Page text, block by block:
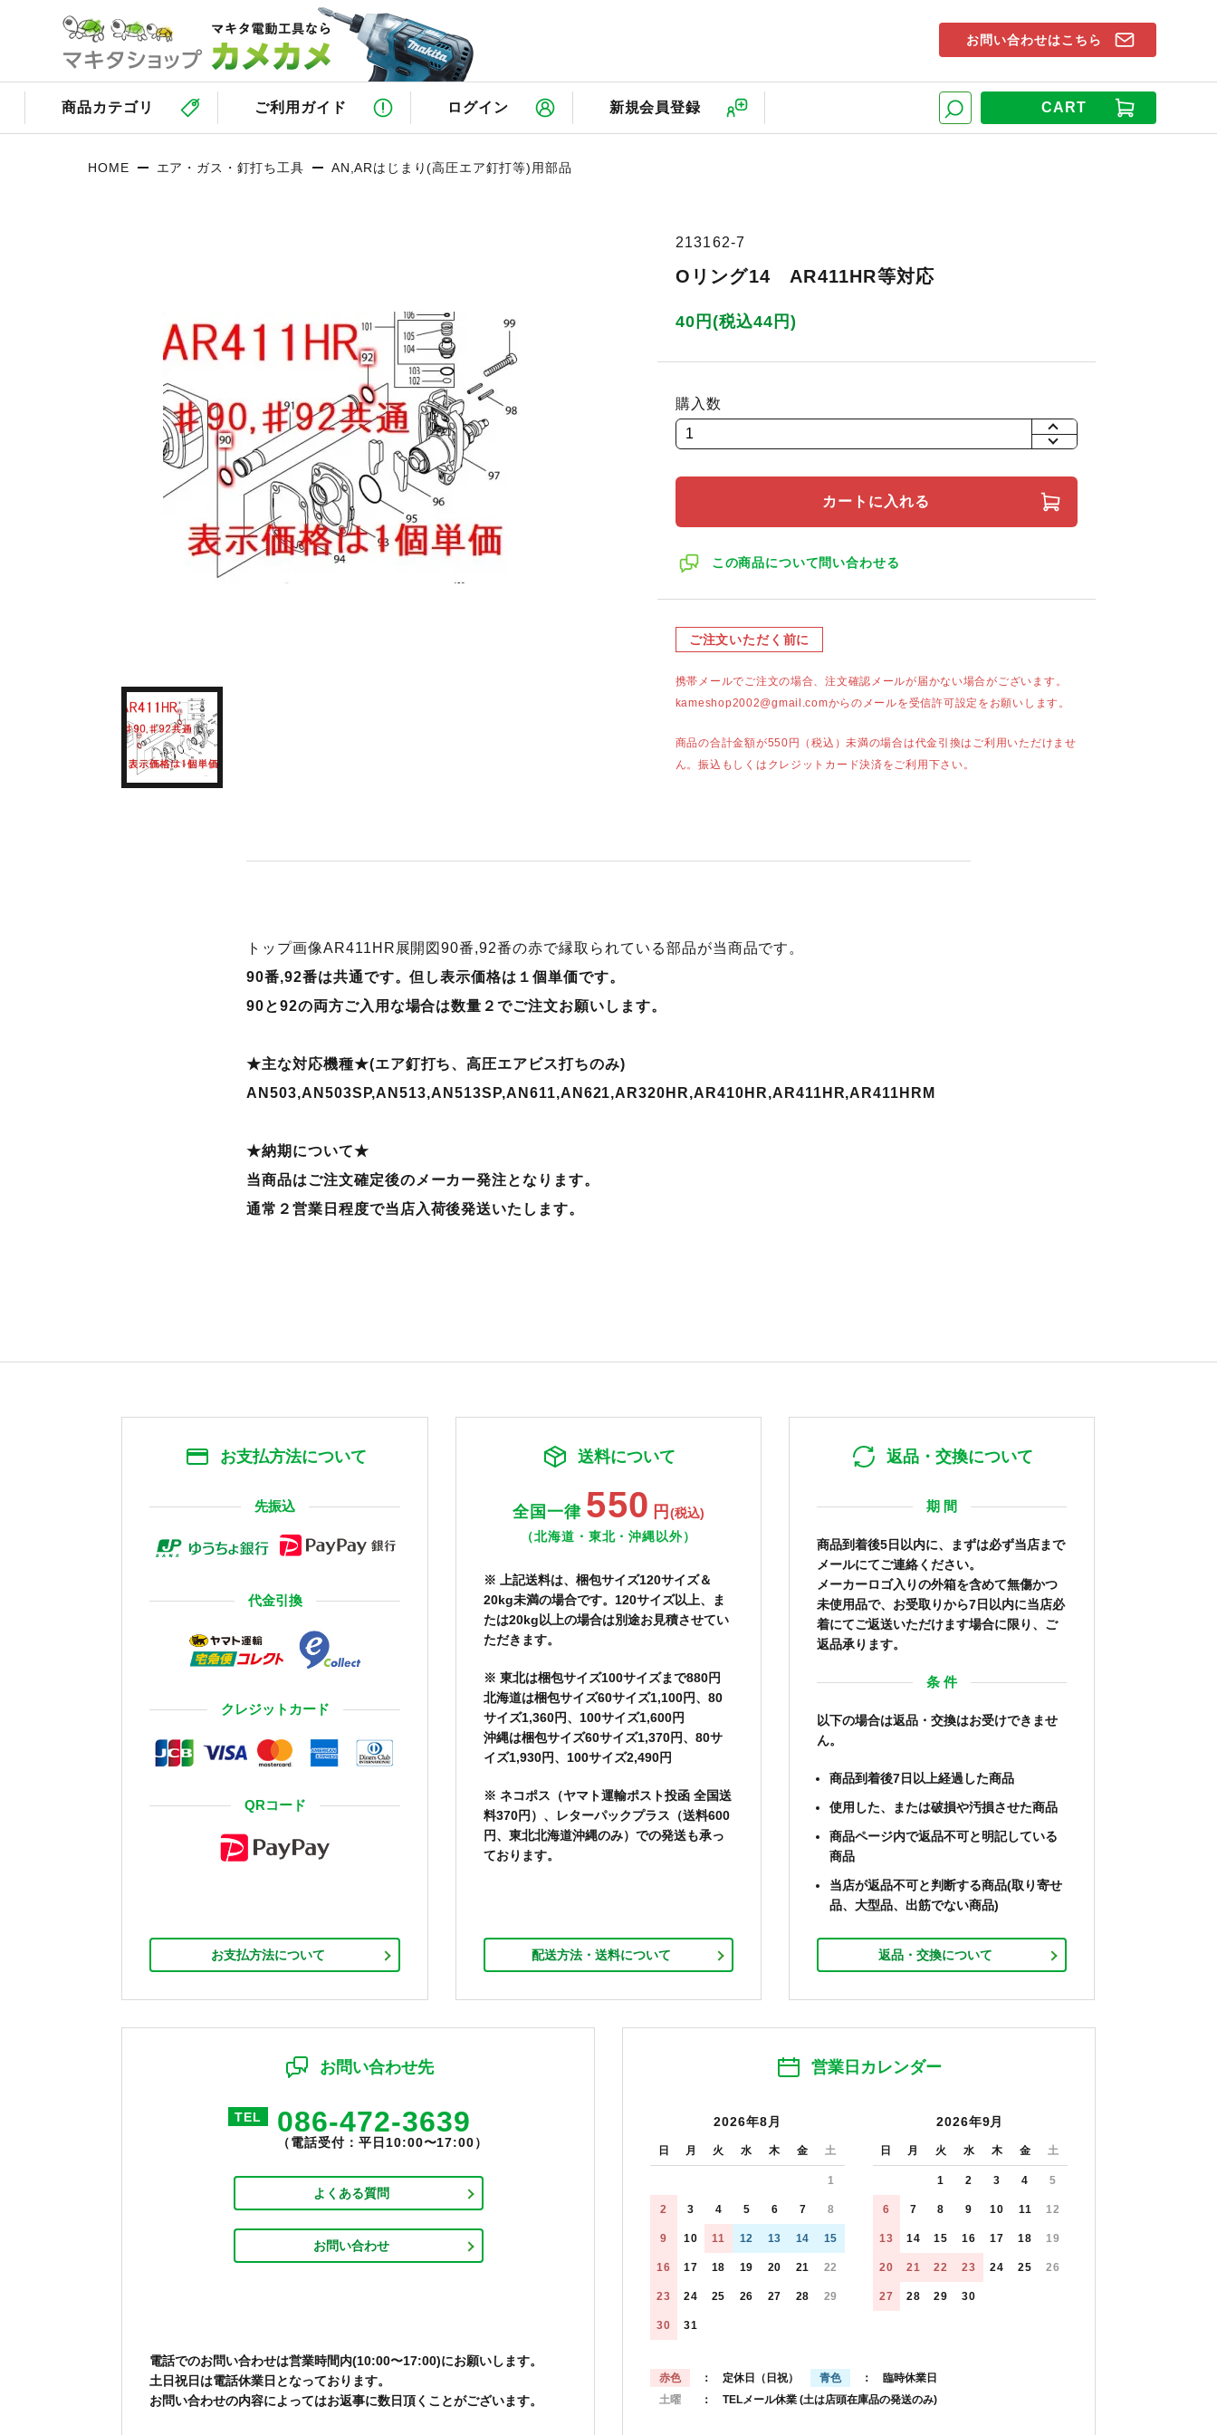
CART
商品カテゴリ ご利用ガイド ログイン 新規会員登録
お問い合わせはこちら
HOME エア・ガス・釘打ち工具 AN,ARはじまり(高圧エア釘打等)用部品
213162-7
Oリング14 AR411HR等対応
40円(税込44円)
購入数
+
カートに入れる
この商品について問い合わせる
ご注文いただく前に
携帯メールでご注文の場合、注文確認メールが届かない場合がございます。
kameshop2002@gmail.comからのメールを受信許可設定をお願いします。
商品の合計金額が550円（税込）未満の場合は代金引換はご利用いただけませ
ん。振込もしくはクレジットカード決済をご利用下さい。
トップ画像AR411HR展開図90番,92番の赤で縁取られている部品が当商品です。
90番,92番は共通です。但し表示価格は１個単価です。
90と92の両方ご入用な場合は数量２でご注文お願いします。
★主な対応機種★(エア釘打ち、高圧エアビス打ちのみ)
AN503,AN503SP,AN513,AN513SP,AN611,AN621,AR320HR,AR410HR,AR411HR,AR411HRM
★納期について★
当商品はご注文確定後のメーカー発注となります。
通常２営業日程度で当店入荷後発送いたします。
お支払方法について
先振込
代金引換
クレジットカード
QRコード
お支払方法について
送料について
全国一律 550 円 (税込)
（北海道・東北・沖縄以外）
※ 上記送料は、梱包サイズ120サイズ＆
20kg未満の場合です。120サイズ以上、ま
たは20kg以上の場合は別途お見積させてい
ただきます。
※ 東北は梱包サイズ100サイズまで880円
北海道は梱包サイズ60サイズ1,100円、80
サイズ1,360円、100サイズ1,600円
沖縄は梱包サイズ60サイズ1,370円、80サ
イズ1,930円、100サイズ2,490円
※ ネコポス（ヤマト運輸ポスト投函 全国送
料370円）、レターパックプラス（送料600
円、東北北海道沖縄のみ）での発送も承っ
ております。
配送方法・送料について
返品・交換について
期 間
商品到着後5日以内に、まずは必ず当店まで
メールにてご連絡ください。
メーカーロゴ入りの外箱を含めて無傷かつ
未使用品で、お受取りから7日以内に当店必
着にてご返送いただけます場合に限り、ご
返品承ります。
条 件
以下の場合は返品・交換はお受けできませ
ん。
商品到着後7日以上経過した商品
使用した、または破損や汚損させた商品
商品ページ内で返品不可と明記している
商品
当店が返品不可と判断する商品(取り寄せ
品、大型品、出筋でない商品)
返品・交換について
お問い合わせ先
TEL 086-472-3639
（電話受付：平日10:00〜17:00）
よくある質問
お問い合わせ
電話でのお問い合わせは営業時間内(10:00〜17:00)にお願いします。
土日祝日は電話休業日となっております。
お問い合わせの内容によってはお返事に数日頂くことがございます。
営業日カレンダー
2026年8月
日 月 火 水 木 金 土
1
2 3 4 5 6 7 8
9 10 11 12 13 14 15
16 17 18 19 20 21 22
23 24 25 26 27 28 29
30 31
2026年9月
日 月 火 水 木 金 土
1 2 3 4 5
6 7 8 9 10 11 12
13 14 15 16 17 18 19
20 21 22 23 24 25 26
27 28 29 30
赤色 ： 定休日（日祝） 青色
： 臨時休業日
土曜
： TELメール休業 (土は店頭在庫品の発送のみ)